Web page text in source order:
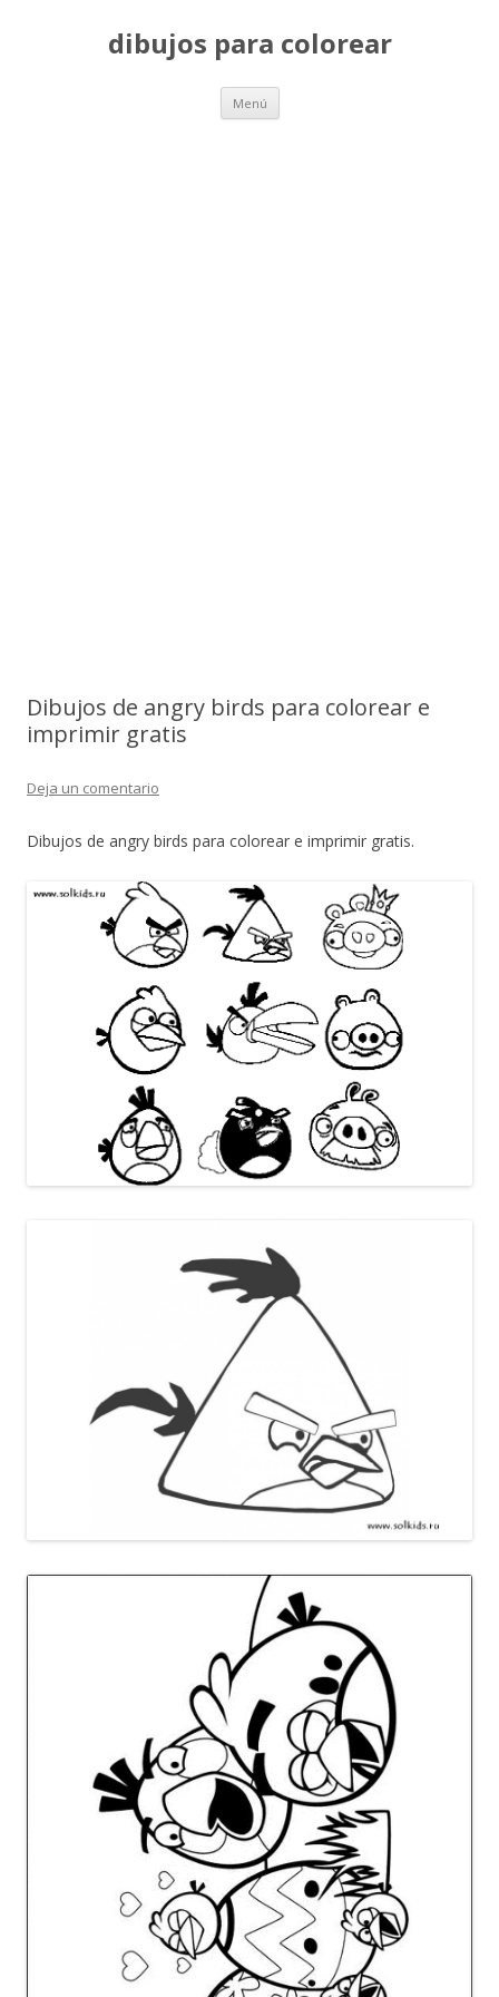
dibujos para colorear
Menú Saltar
contenido
Dibujos de angry birds para colorear e
imprimir gratis
Deja un comentario
Dibujos de angry birds para colorear e imprimir gratis.